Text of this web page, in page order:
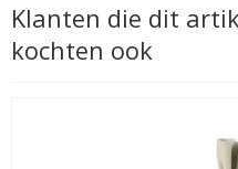
Klanten die dit
kochten ook